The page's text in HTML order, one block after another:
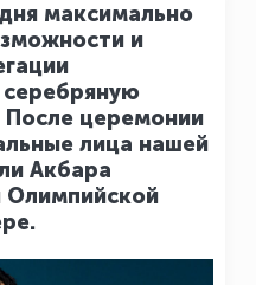
максимально
и
церемонии
лица нашей
Акбара
Олимпийской